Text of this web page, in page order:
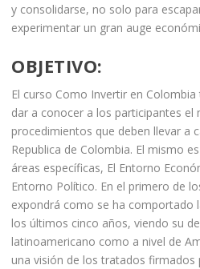
y consolidarse, no solo para
experimentar un gran auge
OBJETIVO:
El curso Como Invertir en
dar a conocer a los participantes el
procedimientos que deben llevar a
Republica de Colombia. El mismo
áreas específicas, El Entorno
Entorno Político. En el primero de
expondrá como se ha comportado
los últimos cinco años, viendo su
latinoamericano como a nivel de
una visión de los tratados firmados